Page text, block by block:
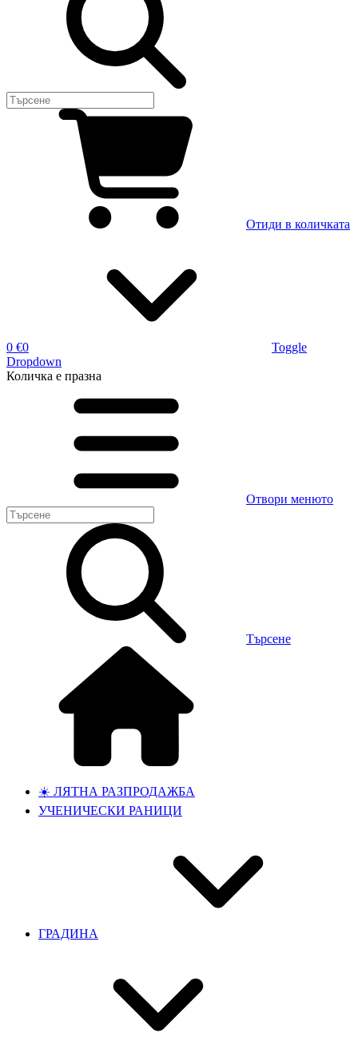
Отиди в количката
0 €0
Toggle
Dropdown
Количка е празна
Отвори менюто
Търсене
☀️ ЛЯТНА РАЗПРОДАЖБА
УЧЕНИЧЕСКИ РАНИЦИ
ГРАДИНА